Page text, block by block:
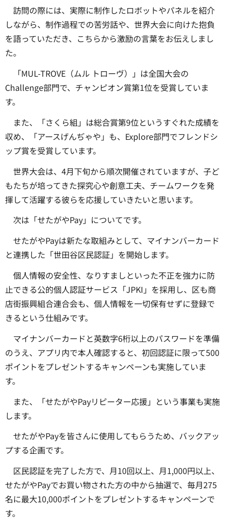
訪問の際には、実際に制作したロボットやパネルを紹介
しながら、制作過程での苦労話や、世界大会に向けた抱負
を語っていただき、こちらから激励の言葉をお伝えしまし
た。
「MUL-TROVE（ムル トローヴ）」は全国大会の
Challenge部門で、チャンピオン賞第1位を受賞していま
す。
また、「さくら組」は総合賞第9位というすぐれた成績を
収め、「アースげんぢゃや」も、Explore部門でフレンドシ
ップ賞を受賞しています。
世界大会は、4月下旬から順次開催されていますが、子ど
もたちが培ってきた探究心や創意工夫、チームワークを発
揮して活躍する彼らを応援していきたいと思います。
次は「せたがやPay」についてです。
せたがやPayは新たな取組みとして、マイナンバーカード
と連携した「世田谷区民認証」を開始します。
個人情報の安全性、なりすましといった不正を強力に防
止できる公的個人認証サービス「JPKI」を採用し、区も商
店街振興組合連合会も、個人情報を一切保有せずに登録で
きるという仕組みです。
マイナンバーカードと英数字6桁以上のパスワードを準備
のうえ、アプリ内で本人確認すると、初回認証に限って500
ポイントをプレゼントするキャンペーンも実施していま
す。
また、「せたがやPayリピーター応援」という事業も実施
します。
せたがやPayを皆さんに使用してもらうため、バックアッ
プする企画です。
区民認証を完了した方で、月10回以上、月1,000円以上、
せたがやPayでお買い物された方の中から抽選で、毎月275
名に最大10,000ポイントをプレゼントするキャンペーンで
す。